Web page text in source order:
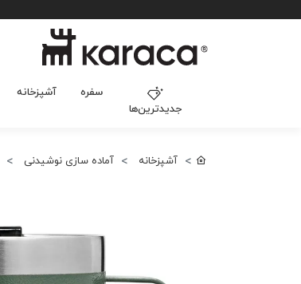
جدیدترین‌ها
سفره آشپزخانه
آشپزخانه آماده سازی نوشیدنی